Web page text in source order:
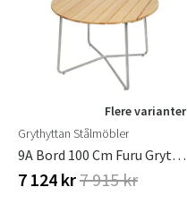
Flere varianter
Grythyttan Stålmöbler
9A Bord 100 Cm Furu Grythyttan Stålmöbler
7 124 kr7 915 kr